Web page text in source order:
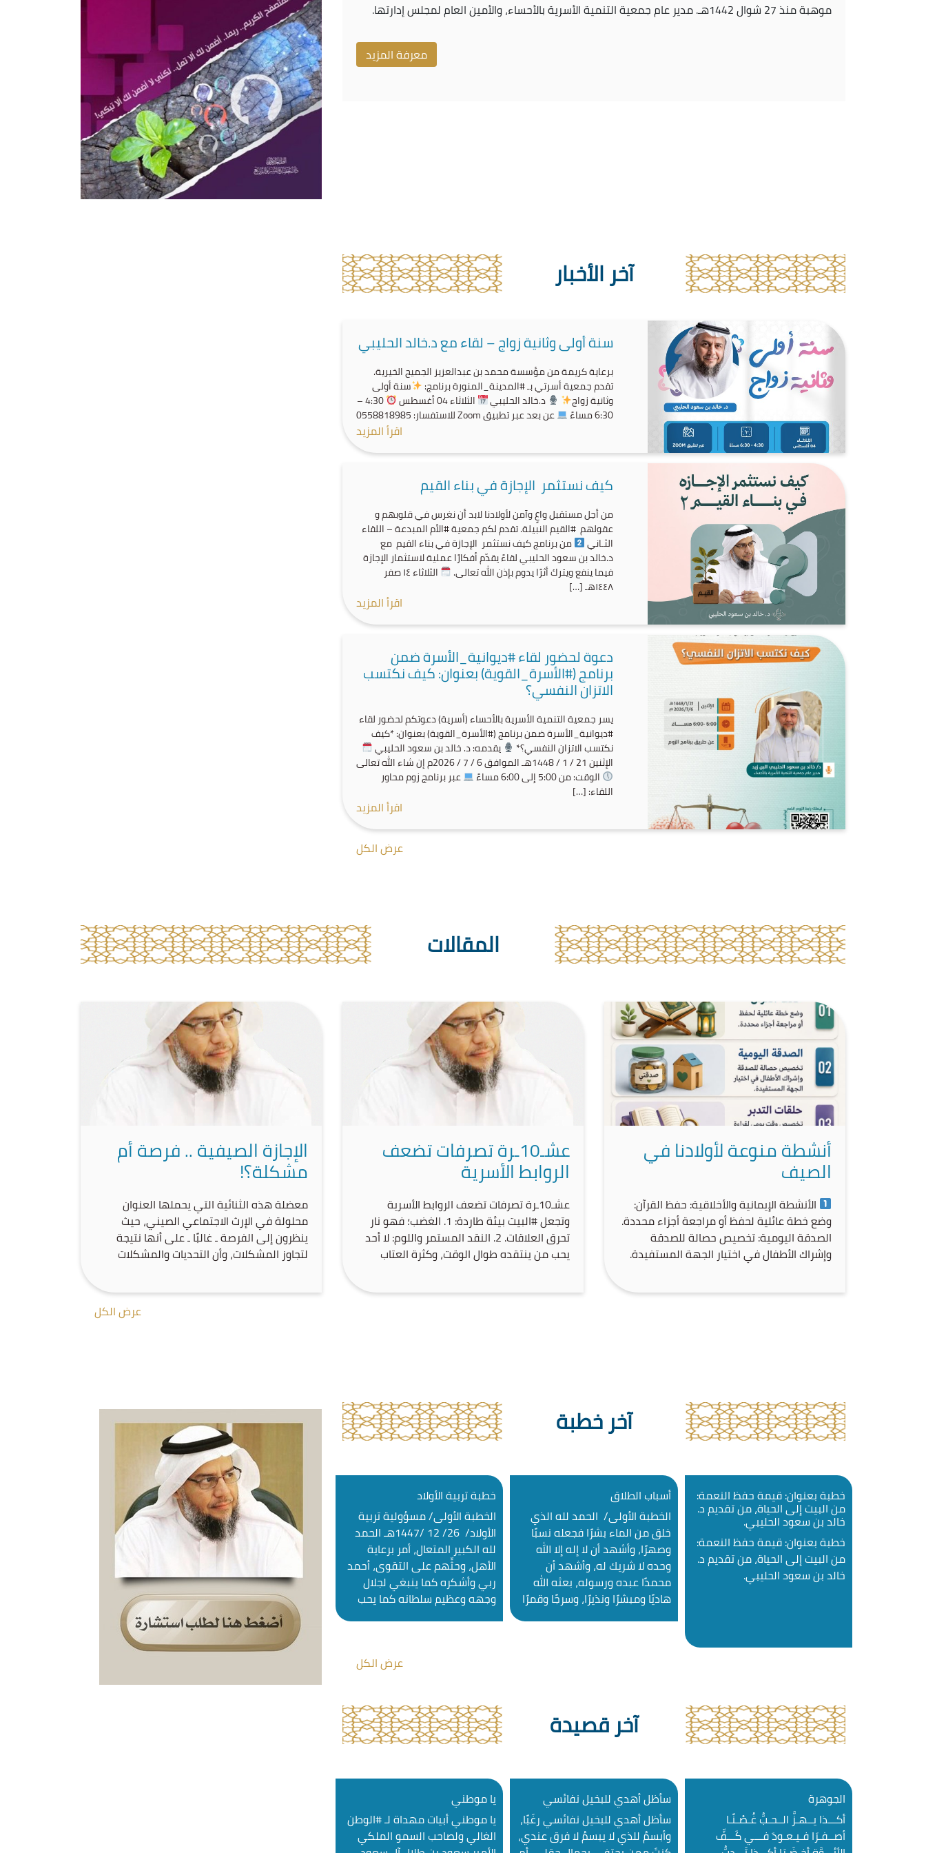
موهبة منذ 27 شوال 1442هـ. مدير عام جمعية التنمية الأسرية بالأحساء، والأمين العام لمجلس إدارتها.
معرفة المزيد
آخر الأخبار
سنة أولى وثانية زواج – لقاء مع د.خالد الحليبي
برعاية كريمة من مؤسسة محمد بن عبدالعزيز الجميح الخيرية.
تقدم جمعية أسرتي بـ #المدينة_المنورة برنامج:
سنة أولى
وثانية زواج
د.خالد الحليبي الثلاثاء 04 أغسطس
4:30 –
6:30 مساءً
عن بعد عبر تطبيق Zoom للاستفسار: 0558818985
اقرأ المزيد
كيف نستثمر الإجازة في بناء القيم
من أجل مستقبل واعٍ وآمن لأولادنا لابد أن نغرس في قلوبهم و
عقولهم #القيم النبيلة. تقدم لكم جمعية #الأم المبدعة – اللقاء
الثـاني
من برنامج كيف نستثمر الإجازة في بناء القيم مع
د.خالد بن سعود الحليبي لقاءً يقدّم أفكارًا عملية لاستثمار الإجازة
فيما ينفع ويترك أثرًا يدوم بإذن الله تعالى.
الثلاثاء ١٤ صفر
١٤٤٨هـ […]
اقرأ المزيد
دعوة لحضور لقاء #ديوانية_الأسرة ضمن
برنامج (#الأسرة_القوية) بعنوان: كيف نكتسب
الاتزان النفسي؟
يسر جمعية التنمية الأسرية بالأحساء (أسرية) دعوتكم لحضور لقاء
#ديوانية_الأسرة ضمن برنامج (#الأسرة_القوية) بعنوان: *كيف
نكتسب الاتزان النفسي؟*
يقدمه: د. خالد بن سعود الحليبي
الإثنين 21 / 1 / 1448هـ الموافق 6 / 7 / 2026م إن شاء الله تعالى
الوقت: من 5:00 إلى 6:00 مساءً
عبر برنامج زوم محاور
اللقاء: […]
اقرأ المزيد
عرض الكل
المقالات
أنشطة منوعة لأولادنا في
الصيف
الأنشطة الإيمانية والأخلاقية: حفظ القرآن:
وضع خطة عائلية لحفظ أو مراجعة أجزاء محددة.
الصدقة اليومية: تخصيص حصالة للصدقة
وإشراك الأطفال في اختيار الجهة المستفيدة.
حلقات التدبر: تخصيص وقت يومي لقراءة
عشـ10ـرة تصرفات تضعف
الروابط الأسرية
‏عشـ10ـرة تصرفات تضعف الروابط الأسرية
وتجعل ⁧‫#البيت‬⁩ بيئة طاردة: ‏1. الغضب؛ فهو نار
تحرق العلاقات. ‏2. النقد المستمر واللوم: لا أحد
يحب من ينتقده طوال الوقت، وكثرة العتاب
الإجازة الصيفية .. فرصة أم
مشكلة؟!
معضلة هذه الثنائية التي يحملها العنوان
محلولة في الإرث الاجتماعي الصيني، حيث
ينظرون إلى الفرصة ـ غالبًا ـ على أنها نتيجة
لتجاوز المشكلات، وأن التحديات والمشكلات
الصيفية) بالنسبة لأولادنا تمثل مشكلة، إن لم
نتعامل معها على أنها فرصة يجب أن تهتبل
باحترافية، وتخطيط دقيق يسبق خوضها. ولا بأس
عرض الكل
آخر خطبة
خطبة بعنوان: قيمة حفظ النعمة:
من البيت إلى الحياة، من تقديم د.
خالد بن سعود الحليبي.
خطبة بعنوان: قيمة حفظ النعمة:
من البيت إلى الحياة، من تقديم د.
خالد بن سعود الحليبي.
أسباب الطلاق
الخطبة الأولى/ الحمد لله الذي
خلق من الماء بشرًا فجعله نسبًا
وصهرًا، وأشهد أن لا إله إلا الله
وحده لا شريك له، وأشهد أن
محمدًا عبده ورسوله، بعثه الله
هاديًا ومبشرًا ونذيرًا، وسرجًا وقمرًا
خطبة تربية الأولاد
الخطبة الأولى/ مسؤولية تربية
الأولاد/ 26/ 12 /1447هـ الحمد
لله الكبير المتعال، أمر برعاية
الأهل، وحثِّهم على التقوى، أحمد
ربي وأشكره كما ينبغي لجلال
وجهه وعظيم سلطانه كما يحب
عبده ورسوله صاحب القلب الأتقى.
عرض الكل
آخر قصيدة
الجوهرة
أكـــذا يــهـزُّ الــحـبُّ غُـصْـنًـا
أصــفـرَا فـيـعـودَ فـــي كَـــفِّ
سأظل أهدي للبخيل نفائسي
سأظل أهدي للبخيل نفائسي رغَبًا،
وأبسمُ للذي لا يبسمُ لا فرق عندي،
يا موطني
يا موطني أبيات مهداة لـ #الوطن
الغالي ولصاحب السمو الملكي